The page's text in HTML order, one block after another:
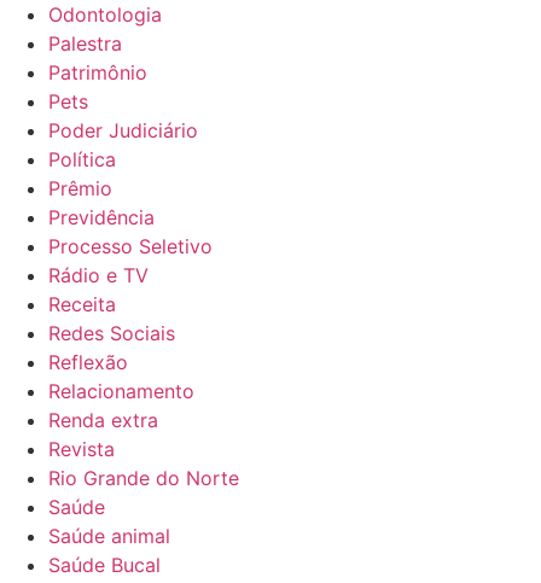
Odontologia
Palestra
Patrimônio
Pets
Poder Judiciário
Política
Prêmio
Previdência
Processo Seletivo
Rádio e TV
Receita
Redes Sociais
Reflexão
Relacionamento
Renda extra
Revista
Rio Grande do Norte
Saúde
Saúde animal
Saúde Bucal